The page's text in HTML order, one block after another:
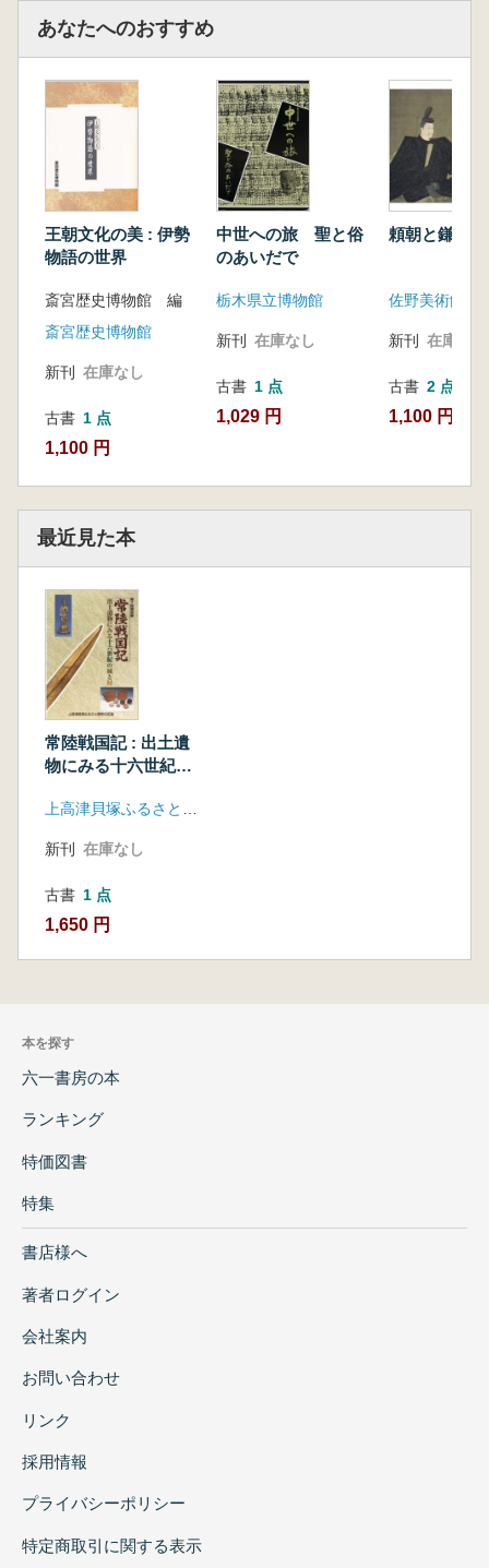
あなたへのおすすめ
王朝文化の美 : 伊勢
物語の世界
斎宮歴史博物館 編
斎宮歴史博物館
新刊 在庫なし
古書 1 点
1,100 円
中世への旅 聖と俗
のあいだで
栃木県立博物館
新刊 在庫なし
古書 1 点
1,029 円
頼朝と鎌倉
佐野美術館
新刊 在庫なし
古書 2 点
1,100 円~
最近見た本
常陸戦国記 : 出土遺
物にみる十六世紀の
新刊 在庫なし
古書 1 点
1,650 円
本を探す
六一書房の本
ランキング
特価図書
特集
書店様へ
著者ログイン
会社案内
お問い合わせ
リンク
採用情報
プライバシーポリシー
特定商取引に関する表示